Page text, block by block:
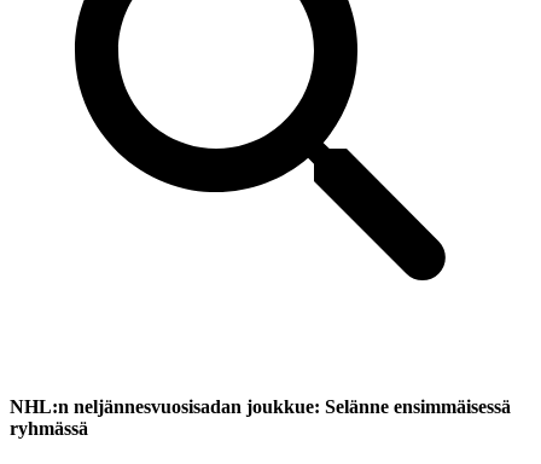
NHL:n neljännesvuosisadan joukkue: Selänne ensimmäisessä
ryhmässä